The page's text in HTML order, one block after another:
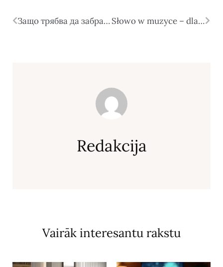
Защо трябва да забравите за трескавата подготовка преди първата среща? Ето трика за магнитно привличане! Słowo w muzyce – dlaczego tekst piosenki potrafi zostać z nami na całe życie?
Redakcija
Vairāk interesantu rakstu